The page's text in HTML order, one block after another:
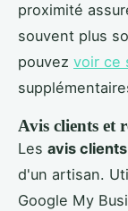
proximité
souvent plus
pouvez voir ce
Avis clients et
Les avis clients
d'un artisan.
Google My